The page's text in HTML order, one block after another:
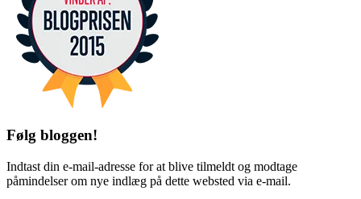
Følg bloggen!
Indtast din e-mail-adresse for at blive tilmeldt og modtage
påmindelser om nye indlæg på dette websted via e-mail.